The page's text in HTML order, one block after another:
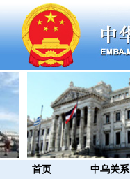
首页 中乌关系